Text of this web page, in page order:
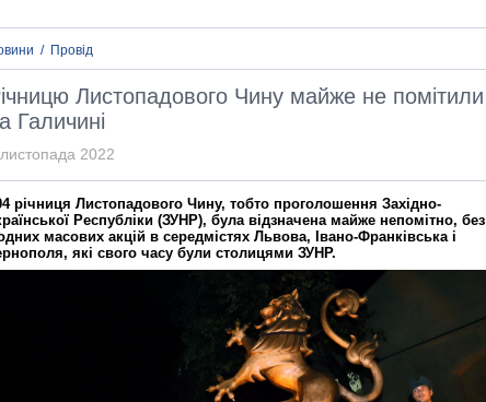
/ Провід
Листопадового Чину майже не помітили
Галичині
2022
річниця Листопадового Чину, тобто проголошення Західно-
Республіки (ЗУНР), була відзначена майже непомітно, без
масових акцій в середмістях Львова, Івано-Франківська і
які свого часу були столицями ЗУНР.